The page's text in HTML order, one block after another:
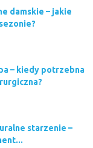
damskie – jakie
– kiedy potrzebna
starzenie –